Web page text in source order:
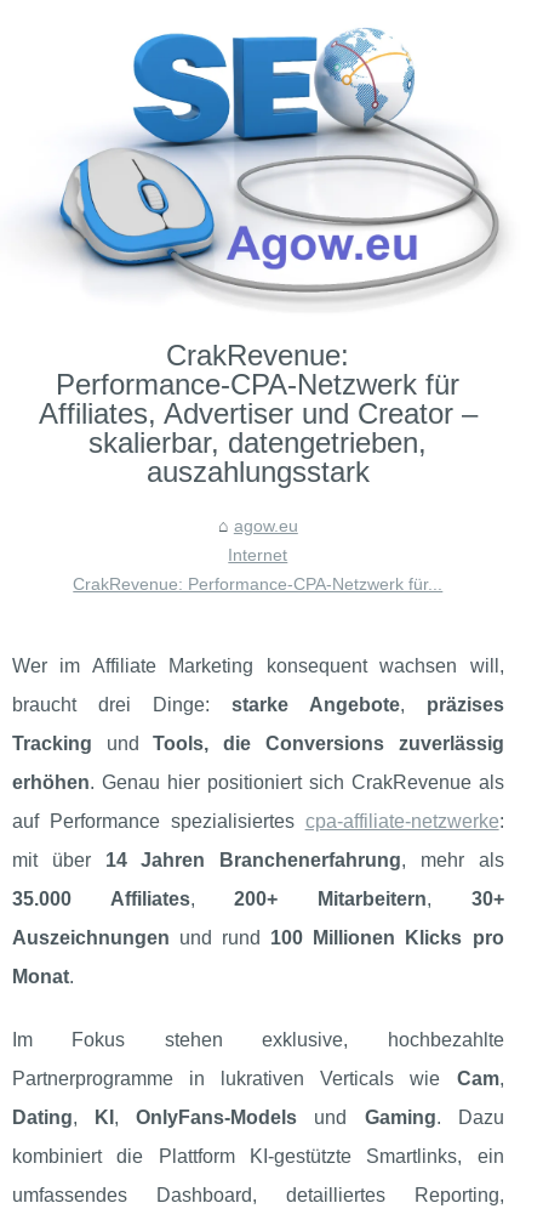
CrakRevenue:
Performance‑CPA‑Netzwerk für
Affiliates, Advertiser und Creator –
skalierbar, datengetrieben,
auszahlungsstark
agow.eu
Internet
CrakRevenue: Performance‑CPA‑Netzwerk für...
Wer im Affiliate Marketing konsequent wachsen will,
braucht drei Dinge: starke Angebote, präzises
Tracking undTools, die Conversions zuverlässig
erhöhen. Genau hier positioniert sich CrakRevenue als
auf Performance spezialisiertes cpa-affiliate-netzwerke:
mit über 14 Jahren Branchenerfahrung, mehr als
35.000 Affiliates,200+ Mitarbeitern, 30+
Auszeichnungen und rund 100 Millionen Klicks pro
Monat.
Im Fokus stehen exklusive, hochbezahlte
Partnerprogramme in lukrativen Verticals wie Cam,
Dating, KI ,OnlyFans‑Models und Gaming. Dazu
kombiniert die Plattform KI‑gestützte Smartlinks, ein
umfassendes Dashboard, detailliertes Reporting,